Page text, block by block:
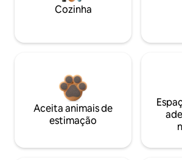
Cozinha
Aceita animais de
estimação